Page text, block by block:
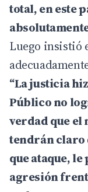
total, en este
Luego insistió
“La justicia
Público no
verdad que el
tendrán claro
que ataque, le
agresión